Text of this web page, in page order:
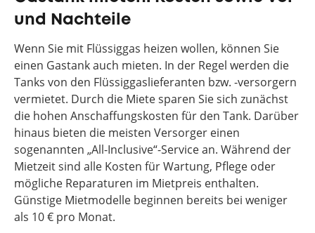
und Nachteile
Wenn Sie mit Flüssiggas heizen wollen, können Sie
einen Gastank auch mieten. In der Regel werden die
Tanks von den Flüssiggaslieferanten bzw. -versorgern
vermietet. Durch die Miete sparen Sie sich zunächst
die hohen Anschaffungskosten für den Tank. Darüber
hinaus bieten die meisten Versorger einen
sogenannten „All-Inclusive“-Service an. Während der
Mietzeit sind alle Kosten für Wartung, Pflege oder
mögliche Reparaturen im Mietpreis enthalten.
Günstige Mietmodelle beginnen bereits bei weniger
als 10 € pro Monat.